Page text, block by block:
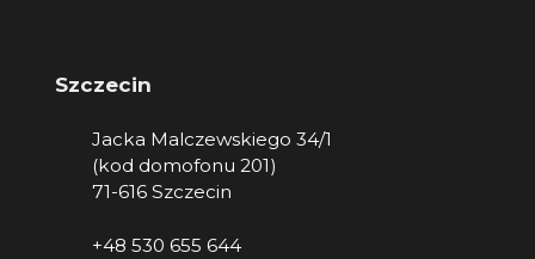
Szczecin
Jacka Malczewskiego 34/1
(kod domofonu 201)
71-616 Szczecin
+48 530 655 644